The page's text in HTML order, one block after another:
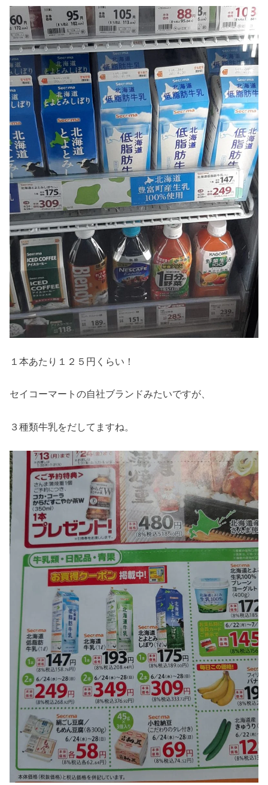
１本あたり１２５円くらい！
セイコーマートの自社ブランドみたいですが、
３種類牛乳をだしてますね。